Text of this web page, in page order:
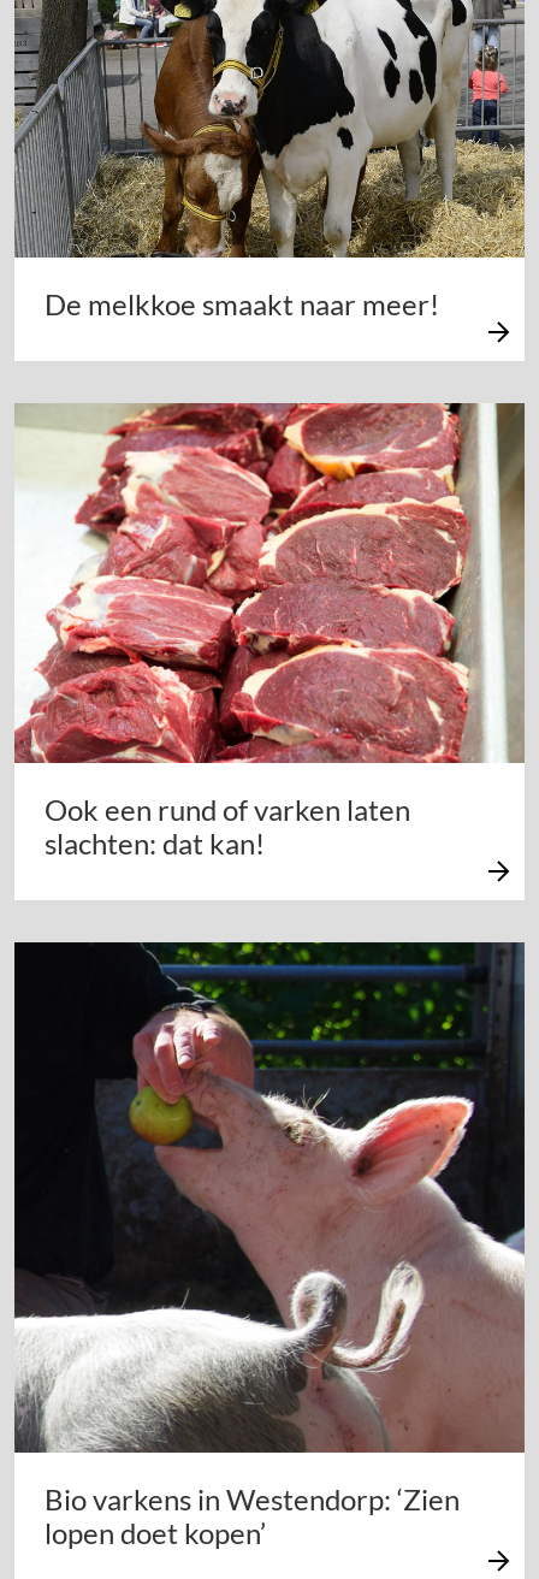
De melkkoe smaakt naar meer!
Ook een rund of varken laten
slachten: dat kan!
Bio varkens in Westendorp: ‘Zien
lopen doet kopen’